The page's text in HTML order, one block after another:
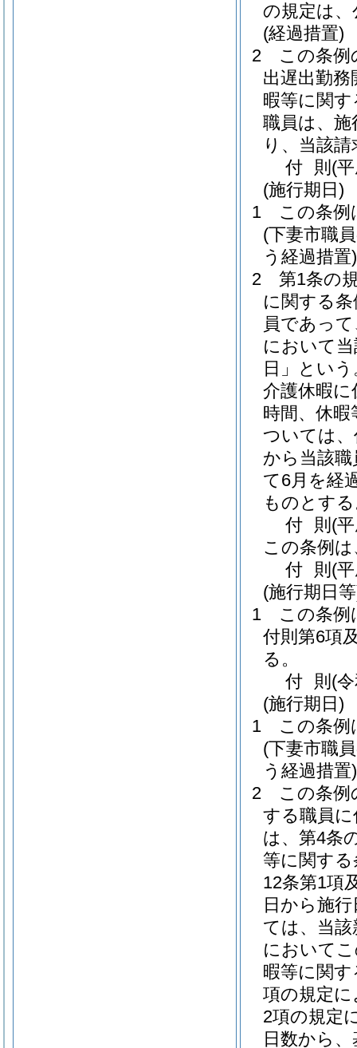
の規定は
(経過措置)
2
この条例
出遅出勤
暇等に関
職員は、
り、当該
付 則 (
(施行期日)
1
この条例
(下妻市職
う経過措置)
2
第1条の
に関する
員であっ
において
日」という
介護休暇
時間、休
ついては
から当該
て6月を経
ものとす
付 則 (
この条例
付 則 (
(施行期日
1
この条例
付則第6項
る。
付 則 (
(施行期日)
1
この条例
(下妻市職
う経過措置)
2
この条例
する職員
は、第4条
等に関する
12条第1項
日から施
ては、当
において
暇等に関す
項の規定
2項の規定
日数から